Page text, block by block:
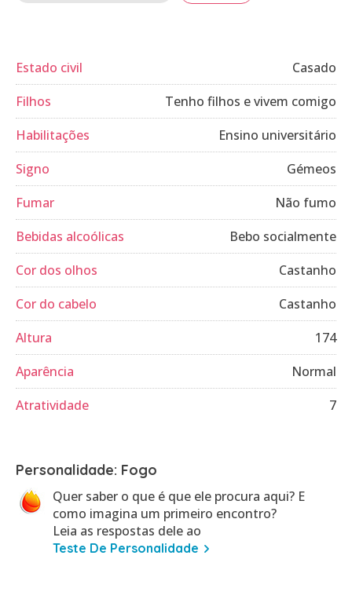
Estado civil
Casado
Filhos
Tenho filhos e vivem comigo
Habilitações
Ensino universitário
Signo
Gémeos
Fumar
Não fumo
Bebidas alcoólicas
Bebo socialmente
Cor dos olhos
Castanho
Cor do cabelo
Castanho
Altura
174
Aparência
Normal
Atratividade
7
Personalidade: Fogo
Quer saber o que é que ele procura aqui? E
como imagina um primeiro encontro?
Leia as respostas dele ao
Teste De Personalidade